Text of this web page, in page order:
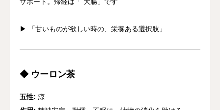
▶︎ 「甘いものが欲しい時の、栄養ある選択肢」
◆ ウーロン茶
五性: 涼